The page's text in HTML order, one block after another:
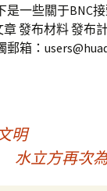
一些關于BNC
發布材料 發布
箱：
明
水立方再次